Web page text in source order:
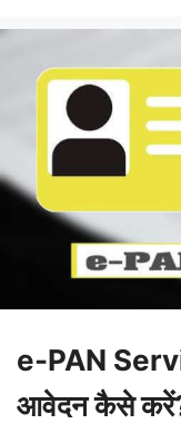
e-PAN
आवेदन कैसे